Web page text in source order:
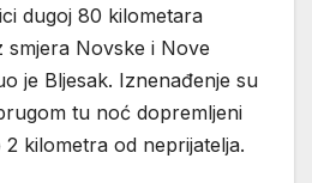
dugoj 80 kilometara
smjera Novske i Nove
je Bljesak. Iznenađenje su
tu noć dopremljeni
kilometra od neprijatelja.